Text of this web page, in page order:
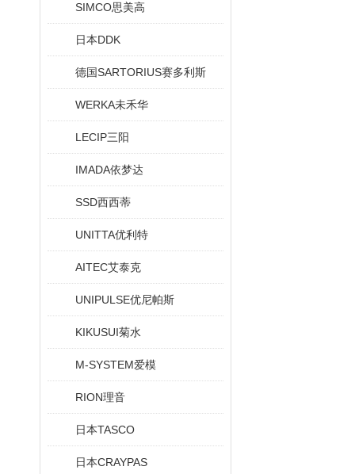
SIMCO思美高
日本DDK
德国SARTORIUS赛多利斯
WERKA未禾华
LECIP三阳
IMADA依梦达
SSD西西蒂
UNITTA优利特
AITEC艾泰克
UNIPULSE优尼帕斯
KIKUSUI菊水
M-SYSTEM爱模
RION理音
日本TASCO
日本CRAYPAS